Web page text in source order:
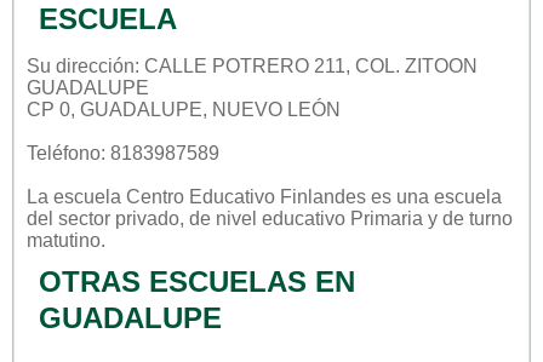
ESCUELA
Su dirección: CALLE POTRERO 211, COL. ZITOON
GUADALUPE
CP 0, GUADALUPE, NUEVO LEÓN
Teléfono: 8183987589
La escuela Centro Educativo Finlandes es una escuela
del sector privado, de nivel educativo Primaria y de turno
matutino.
OTRAS ESCUELAS EN
GUADALUPE